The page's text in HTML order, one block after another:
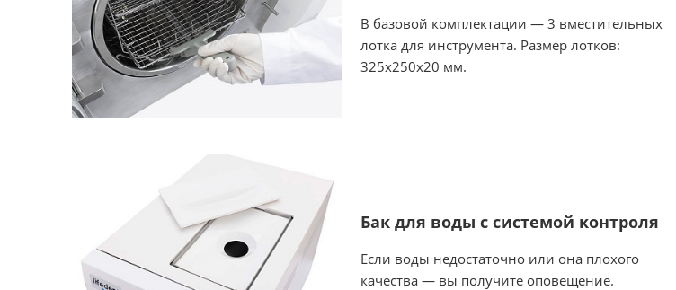
В базовой комплектации — 3 вместительных
лотка для инструмента. Размер лотков:
325х250х20 мм.
Бак для воды с системой контроля
Если воды недостаточно или она плохого
качества — вы получите оповещение.